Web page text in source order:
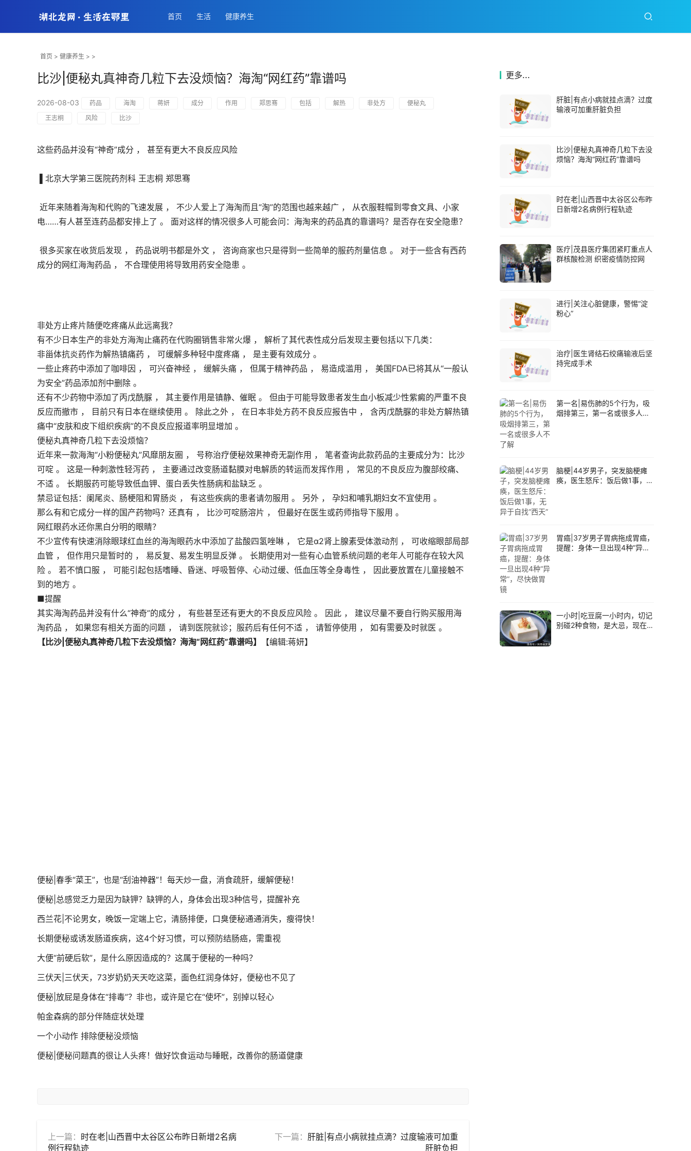
首页 生活 健康养生
首页 > 健康养生 > >
比沙|便秘丸真神奇几粒下去没烦恼？海淘“网红药”靠谱吗
2026-08-03 药品 海淘 蒋妍 成分 作用 郑思骞 包括 解热 非处方
便秘丸
王志桐
风险 比沙
这些药品并没有“神奇”成分 ， 甚至有更大不良反应风险
▌北京大学第三医院药剂科 王志桐 郑思骞
成分的网红海淘药品 ， 不合理使用将导致用药安全隐患 。
非处方止疼片随便吃疼痛从此远离我？
有不少日本生产的非处方海淘止痛药在代购圈销售非常火爆 ， 解析了其代表性成分后发现主要包括以下几类：
非甾体抗炎药作为解热镇痛药 ， 可缓解多种轻中度疼痛 ， 是主要有效成分 。
一些止疼药中添加了咖啡因 ， 可兴奋神经 ， 缓解头痛 ， 但属于精神药品 ， 易造成滥用 ， 美国FDA已将其从“一般认
为安全”药品添加剂中删除 。
还有不少药物中添加了丙戊酰脲 ， 其主要作用是镇静、催眠 。 但由于可能导致患者发生血小板减少性紫癜的严重不良
反应而撤市 ， 目前只有日本在继续使用 。 除此之外 ， 在日本非处方药不良反应报告中 ， 含丙戊酰脲的非处方解热镇
痛中“皮肤和皮下组织疾病”的不良反应报道率明显增加 。
便秘丸真神奇几粒下去没烦恼？
近年来一款海淘“小粉便秘丸”风靡朋友圈 ， 号称治疗便秘效果神奇无副作用 ， 笔者查询此款药品的主要成分为：比沙
可啶 。 这是一种刺激性轻泻药 ， 主要通过改变肠道黏膜对电解质的转运而发挥作用 ， 常见的不良反应为腹部绞痛、
不适 。 长期服药可能导致低血钾、蛋白丢失性肠病和盐缺乏 。
禁忌证包括：阑尾炎、肠梗阻和胃肠炎 ， 有这些疾病的患者请勿服用 。 另外 ， 孕妇和哺乳期妇女不宜使用 。
那么有和它成分一样的国产药物吗？还真有 ， 比沙可啶肠溶片 ， 但最好在医生或药师指导下服用 。
网红眼药水还你黑白分明的眼睛？
不少宣传有快速消除眼球红血丝的海淘眼药水中添加了盐酸四氢唑啉 ， 它是α2肾上腺素受体激动剂 ， 可收缩眼部局部
血管 ， 但作用只是暂时的 ， 易反复、易发生明显反弹 。 长期使用对一些有心血管系统问题的老年人可能存在较大风
险 。 若不慎口服 ， 可能引起包括嗜睡、昏迷、呼吸暂停、心动过缓、低血压等全身毒性 ， 因此要放置在儿童接触不
到的地方 。
■提醒
其实海淘药品并没有什么“神奇”的成分 ， 有些甚至还有更大的不良反应风险 。 因此 ， 建议尽量不要自行购买服用海
淘药品 ， 如果您有相关方面的问题 ， 请到医院就诊；服药后有任何不适 ， 请暂停使用 ， 如有需要及时就医 。
【比沙|便秘丸真神奇几粒下去没烦恼？海淘“网红药”靠谱吗】
【编辑:蒋妍】
便秘|春季“菜王”，也是“刮油神器”！每天炒一盘，消食疏肝，缓解便秘！
便秘|总感觉乏力是因为缺钾？缺钾的人，身体会出现3种信号，提醒补充
西兰花|不论男女，晚饭一定端上它，清肠排便，口臭便秘通通消失，瘦得快！
长期便秘或诱发肠道疾病，这4个好习惯，可以预防结肠癌，需重视
大便“前硬后软”，是什么原因造成的？这属于便秘的一种吗？
三伏天|三伏天，73岁奶奶天天吃这菜，面色红润身体好，便秘也不见了
便秘|放屁是身体在“排毒”？非也，或许是它在“使坏”，别掉以轻心
帕金森病的部分伴随症状处理
一个小动作 排除便秘没烦恼
便秘|便秘问题真的很让人头疼！做好饮食运动与睡眠，改善你的肠道健康
上一篇： 时在老|山西晋中太谷区公布昨日新增2名病
例行程轨迹
下一篇： 肝脏|有点小病就挂点滴？过度输液可加重
肝脏负担
更多...
肝脏|有点小病就挂点滴？过度
输液可加重肝脏负担
比沙|便秘丸真神奇几粒下去没
烦恼？海淘“网红药”靠谱吗
时在老|山西晋中太谷区公布昨
日新增2名病例行程轨迹
医疗|茂县医疗集团紧盯重点人
群核酸检测 织密疫情防控网
进行|关注心脏健康，警惕“淀
粉心”
治疗|医生肾结石绞痛输液后坚
持完成手术
第一名|易伤肺的5个行为，吸
烟排第三，第一名或很多人不
脑梗|44岁男子，突发脑梗瘫
痪，医生怒斥：饭后做1事，无
胃癌|37岁男子胃病拖成胃癌，
提醒：身体一旦出现4种“异
一小时|吃豆腐一小时内，切记
别碰2种食物，是大忌，现在知